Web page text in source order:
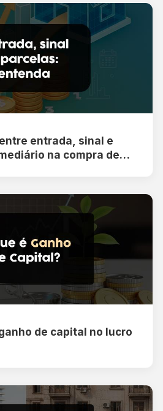
entrada, sinal e
na compra de
de capital no lucro